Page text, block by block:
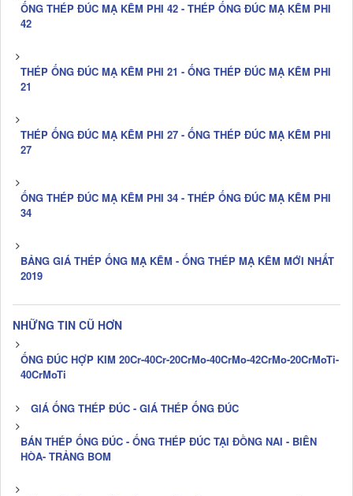
ỐNG THÉP ĐÚC MẠ KẼM PHI 42 - THÉP ỐNG ĐÚC MẠ KẼM PHI
42
THÉP ỐNG ĐÚC MẠ KẼM PHI 21 - ỐNG THÉP ĐÚC MẠ KẼM PHI
21
THÉP ỐNG ĐÚC MẠ KẼM PHI 27 - ỐNG THÉP ĐÚC MẠ KẼM PHI
27
ỐNG THÉP ĐÚC MẠ KẼM PHI 34 - THÉP ỐNG ĐÚC MẠ KẼM PHI
34
BẢNG GIÁ THÉP ỐNG MẠ KẼM - ỐNG THÉP MẠ KẼM MỚI NHẤT
2019
NHỮNG TIN CŨ HƠN
ỐNG ĐÚC HỢP KIM 20Cr-40Cr-20CrMo-40CrMo-42CrMo-20CrMoTi-
40CrMoTi
GIÁ ỐNG THÉP ĐÚC - GIÁ THÉP ỐNG ĐÚC
BÁN THÉP ỐNG ĐÚC - ỐNG THÉP ĐÚC TẠI ĐỒNG NAI - BIÊN
HÒA- TRẢNG BOM